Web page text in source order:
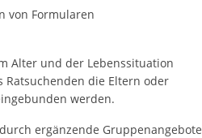
von Formularen
Alter und der Lebenssituation
die Eltern oder
werden.
ergänzende Gruppenangebote